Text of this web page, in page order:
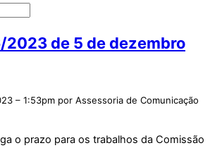
2023 de 5 de dezembro
– 1:53pm por Assessoria de Comunicação
o prazo para os trabalhos da Comissão